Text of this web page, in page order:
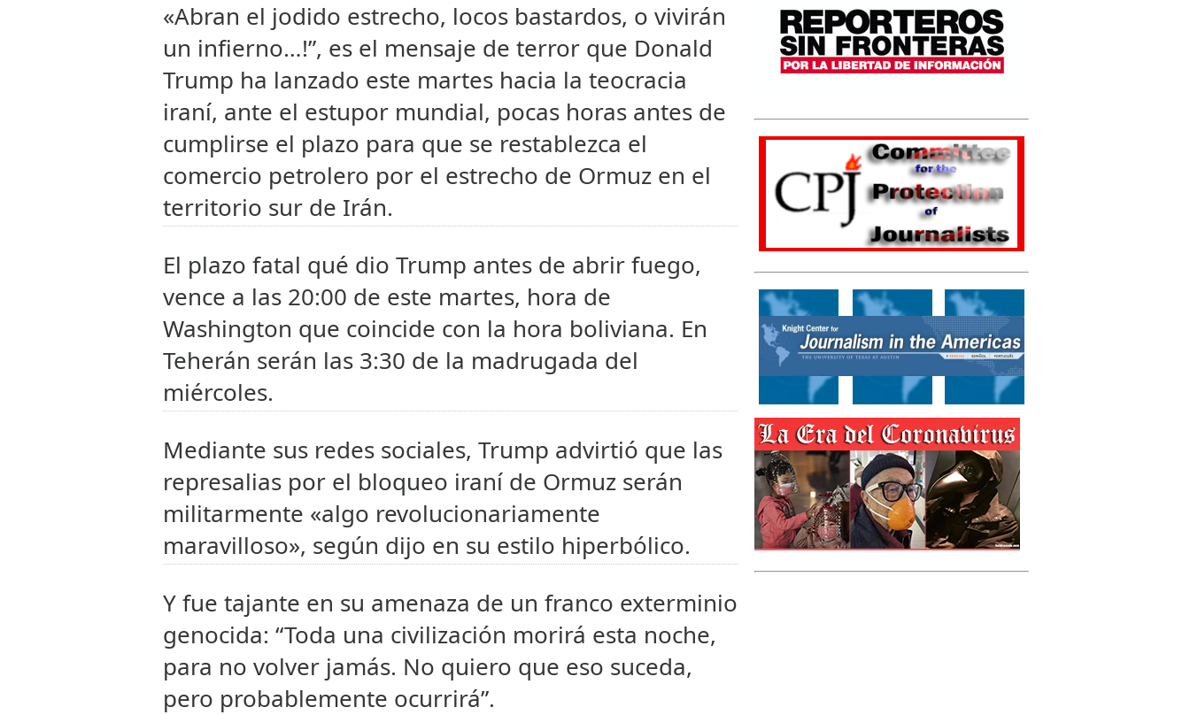
«Abran el jodido estrecho, locos bastardos, o vivirán
un infierno…!”, es el mensaje de terror que Donald
Trump ha lanzado este martes hacia la teocracia
iraní, ante el estupor mundial, pocas horas antes de
cumplirse el plazo para que se restablezca el
comercio petrolero por el estrecho de Ormuz en el
territorio sur de Irán.
El plazo fatal qué dio Trump antes de abrir fuego,
vence a las 20:00 de este martes, hora de
Washington que coincide con la hora boliviana. En
Teherán serán las 3:30 de la madrugada del
miércoles.
Mediante sus redes sociales, Trump advirtió que las
represalias por el bloqueo iraní de Ormuz serán
militarmente «algo revolucionariamente
maravilloso», según dijo en su estilo hiperbólico.
Y fue tajante en su amenaza de un franco exterminio
genocida: “Toda una civilización morirá esta noche,
para no volver jamás. No quiero que eso suceda,
pero probablemente ocurrirá”.